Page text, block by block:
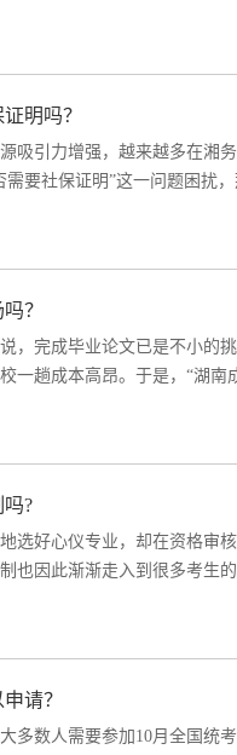
明吗？
吸引力增强，越来越多在湘
要社保证明”这一问题困扰
？
，完成毕业论文已是不小的
一趟成本高昂。于是，“湖南
?
选好心仪专业，却在资格审
也因此渐渐走入到很多考生
请？
多数人需要参加10月全国统